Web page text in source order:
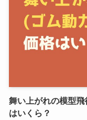
舞い上がれの模型
はいくら？